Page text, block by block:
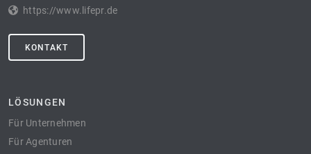
https://www.lifepr.de
KONTAKT
LÖSUNGEN
Für Unternehmen
Für Agenturen